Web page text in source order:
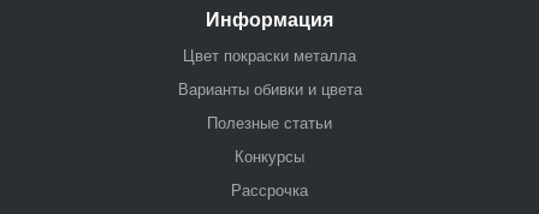
Информация
Цвет покраски металла
Варианты обивки и цвета
Полезные статьи
Конкурсы
Рассрочка